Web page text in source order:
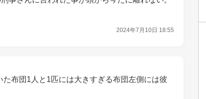
2024年7月10日 18:55
布団1人と1匹には大きすぎる布団左側には彼